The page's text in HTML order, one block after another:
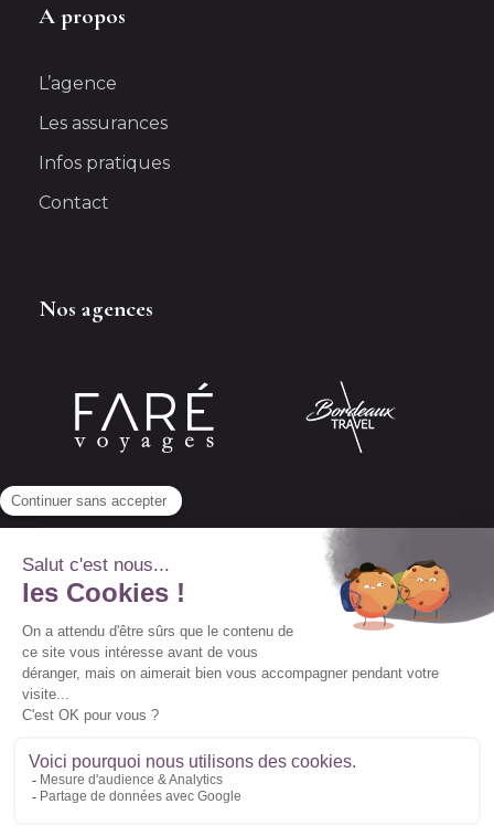
A propos
L’agence
Les assurances
Infos pratiques
Contact
Nos agences
Abonnez-vous à notre newsletter
© 2022 Vidal Voyages -Conditions générales de
vente-Conditions particulières de vente